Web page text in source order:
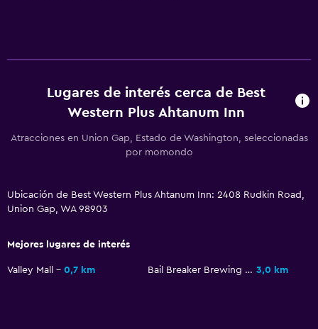
Cámaras CCTV en zonas comunes
Seguridad las 24 horas
Habitaciones familiares
Posibilidad de habitaciones conectadas
Lugares de interés cerca de Best
Western Plus Ahtanum Inn
Atracciones en Union Gap, Estado de Washington, seleccionadas
por momondo
Ubicación de Best Western Plus Ahtanum Inn: 2408 Rudkin Road,
Union Gap, WA 98903
Mejores lugares de interés
Valley Mall 0,7 km Bail Breaker Brewing Company 3,0 km